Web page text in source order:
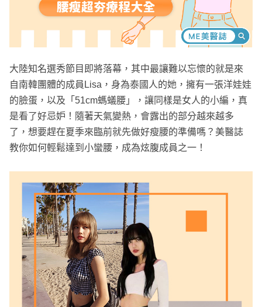
大陸知名選秀節目即將落幕，其中最讓難以忘懷的就是來
自南韓團體的成員Lisa，身為泰國人的她，擁有一張洋娃娃
的臉蛋，以及「51cm螞蟻腰」，讓同樣是女人的小編，真
是看了好忌妒！隨著天氣變熱，會露出的部分越來越多
了，想要趕在夏季來臨前就先做好瘦腰的準備嗎？美醫誌
教你如何輕鬆達到小蠻腰，成為炫腹成員之一！